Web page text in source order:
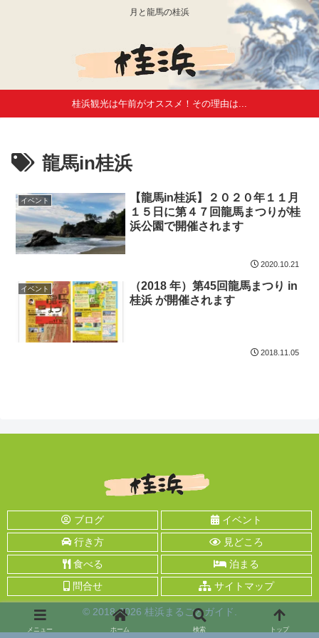
月と龍馬の桂浜
桂浜観光は午前がオススメ！その理由は...
龍馬in桂浜
イベント
【龍馬in桂浜】２０２０年１１月
１５日に第４７回龍馬まつりが桂
浜公園で開催されます
2020.10.21
イベント
（2018 年）第45回龍馬まつり in
桂浜 が開催されます
2018.11.05
ブログ
イベント
行き方
見どころ
食べる
泊まる
問合せ
サイトマップ
© 2018-2026 桂浜まるごとガイド.
メニュー ホーム 検索 トップ